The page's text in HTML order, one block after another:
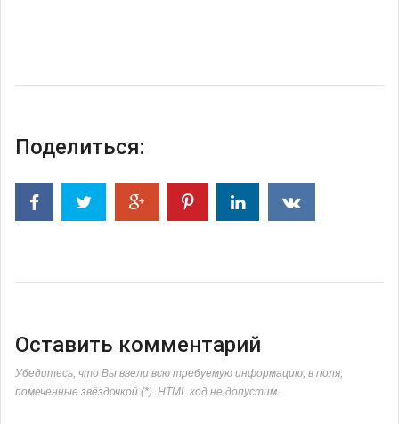
Поделиться:
Оставить комментарий
Убедитесь, что Вы ввели всю требуемую информацию, в поля,
помеченные звёздочкой (*). HTML код не допустим.